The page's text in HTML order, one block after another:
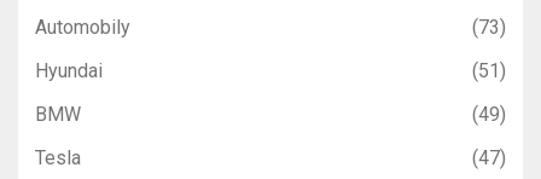
Automobily
(73)
Hyundai
(51)
BMW
(49)
Tesla
(47)